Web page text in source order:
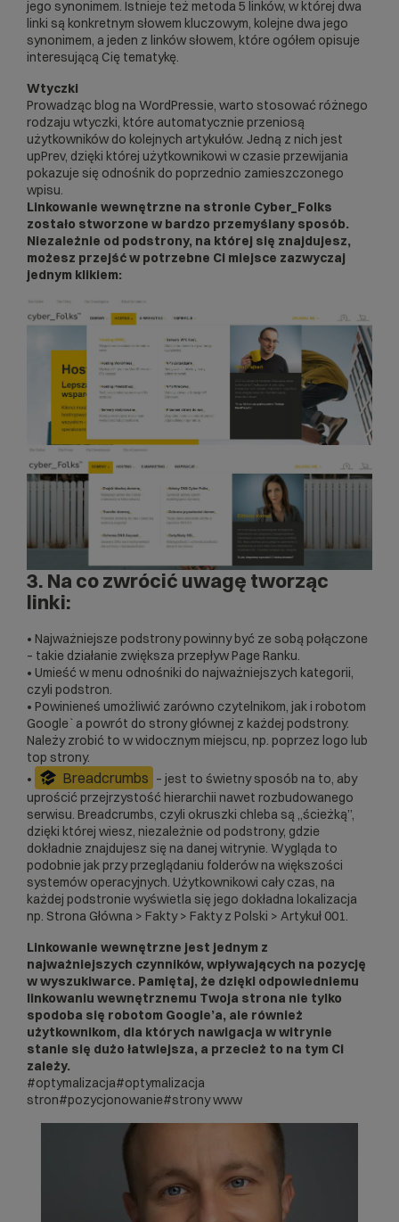
jego synonimem. Istnieje też metoda 5 linków, w której dwa
linki są konkretnym słowem kluczowym, kolejne dwa jego
synonimem, a jeden z linków słowem, które ogółem opisuje
interesującą Cię tematykę.
Wtyczki
Prowadząc blog na WordPressie, warto stosować różnego
rodzaju wtyczki, które automatycznie przeniosą
użytkowników do kolejnych artykułów. Jedną z nich jest
upPrev, dzięki której użytkownikowi w czasie przewijania
pokazuje się odnośnik do poprzednio zamieszczonego
wpisu.
Linkowanie wewnętrzne na stronie Cyber_Folks
zostało stworzone w bardzo przemyślany sposób.
Niezależnie od podstrony, na której się znajdujesz,
możesz przejść w potrzebne Ci miejsce zazwyczaj
jednym klikiem:
3. Na co zwrócić uwagę tworząc
linki:
• Najważniejsze podstrony powinny być ze sobą połączone
– takie działanie zwiększa przepływ Page Ranku.
• Umieść w menu odnośniki do najważniejszych kategorii,
czyli podstron.
• Powinieneś umożliwić zarówno czytelnikom, jak i robotom
Google`a powrót do strony głównej z każdej podstrony.
Należy zrobić to w widocznym miejscu, np. poprzez logo lub
top strony.
•
Breadcrumbs – jest to świetny sposób na to, aby
uprościć przejrzystość hierarchii nawet rozbudowanego
serwisu. Breadcrumbs, czyli okruszki chleba są „ścieżką”,
dzięki której wiesz, niezależnie od podstrony, gdzie
dokładnie znajdujesz się na danej witrynie. Wygląda to
podobnie jak przy przeglądaniu folderów na większości
systemów operacyjnych. Użytkownikowi cały czas, na
każdej podstronie wyświetla się jego dokładna lokalizacja
np. Strona Główna > Fakty > Fakty z Polski > Artykuł 001.
Linkowanie wewnętrzne jest jednym z
najważniejszych czynników, wpływających na pozycję
w wyszukiwarce. Pamiętaj, że dzięki odpowiedniemu
linkowaniu wewnętrznemu Twoja strona nie tylko
spodoba się robotom Google’a, ale również
użytkownikom, dla których nawigacja w witrynie
stanie się dużo łatwiejsza, a przecież to na tym Ci
zależy.
#optymalizacja#optymalizacja
stron#pozycjonowanie#strony www